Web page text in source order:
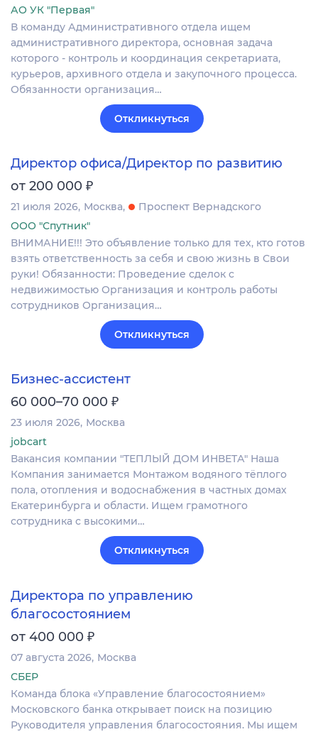
АО УК "Первая"
В команду Административного отдела ищем
административного директора, основная задача
которого - контроль и координация секретариата,
курьеров, архивного отдела и закупочного процесса.
Обязанности организация…
Откликнуться
Директор офиса/Директор по развитию
от 200 000 ₽
21 июля 2026 Москва
Проспект Вернадского
ООО "Спутник"
ВНИМАНИЕ!!! Это объявление только для тех, кто готов
взять ответственность за себя и свою жизнь в Свои
руки! Обязанности: Проведение сделок с
недвижимостью Организация и контроль работы
сотрудников Организация…
Откликнуться
Бизнес-ассистент
60 000–70 000 ₽
23 июля 2026 Москва
jobcart
Вакансия компании "ТЕПЛЫЙ ДОМ ИНВЕТА" Наша
Компания занимается Монтажом водяного тёплого
пола, отопления и водоснабжения в частных домах
Екатеринбурга и области. Ищем грамотного
сотрудника с высокими…
Откликнуться
Директора по управлению
благосостоянием
от 400 000 ₽
07 августа 2026 Москва
СБЕР
Команда блока «Управление благосостоянием»
Московского банка открывает поиск на позицию
Руководителя управления благосостояния. Мы ищем